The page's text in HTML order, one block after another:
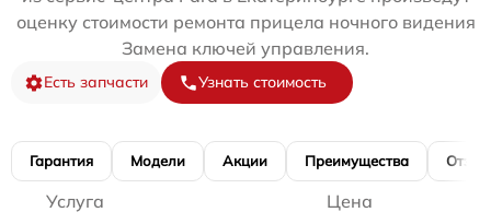
оценку стоимости ремонта прицела ночного видения
Замена ключей управления.
Есть запчасти Узнать стоимость
Гарантия Модели Акции Преимущества
Услуга Цена